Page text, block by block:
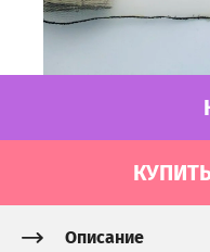
Описание